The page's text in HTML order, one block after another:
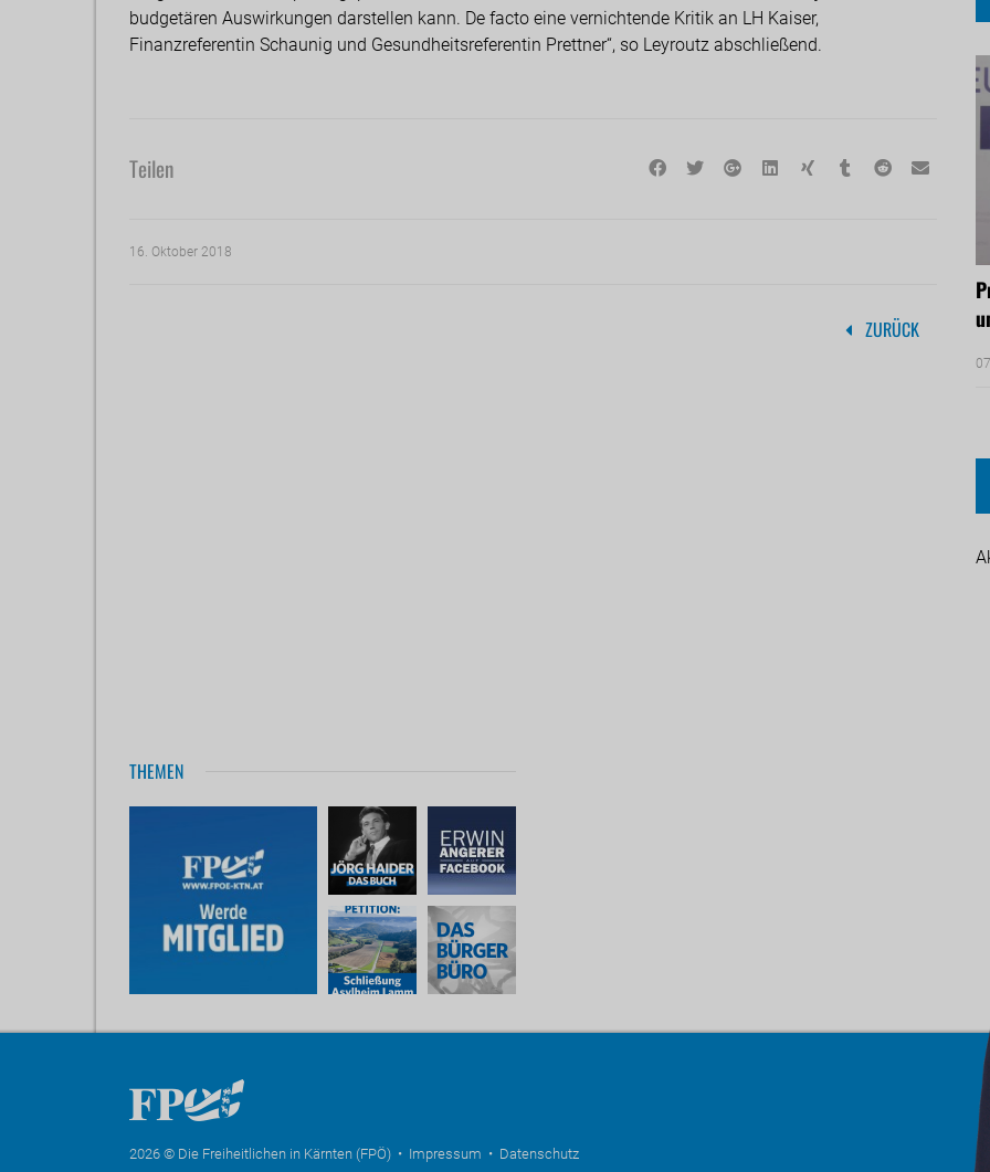
budgetären Auswirkungen darstellen kann. De facto eine vernichtende Kritik an LH Kaiser,
Finanzreferentin Schaunig und Gesundheitsreferentin Prettner“, so Leyroutz abschließend.
Teilen
16. Oktober 2018
ZURÜCK
THEMEN
2026 © Die Freiheitlichen in Kärnten (FPÖ) • Impressum • Datenschutz